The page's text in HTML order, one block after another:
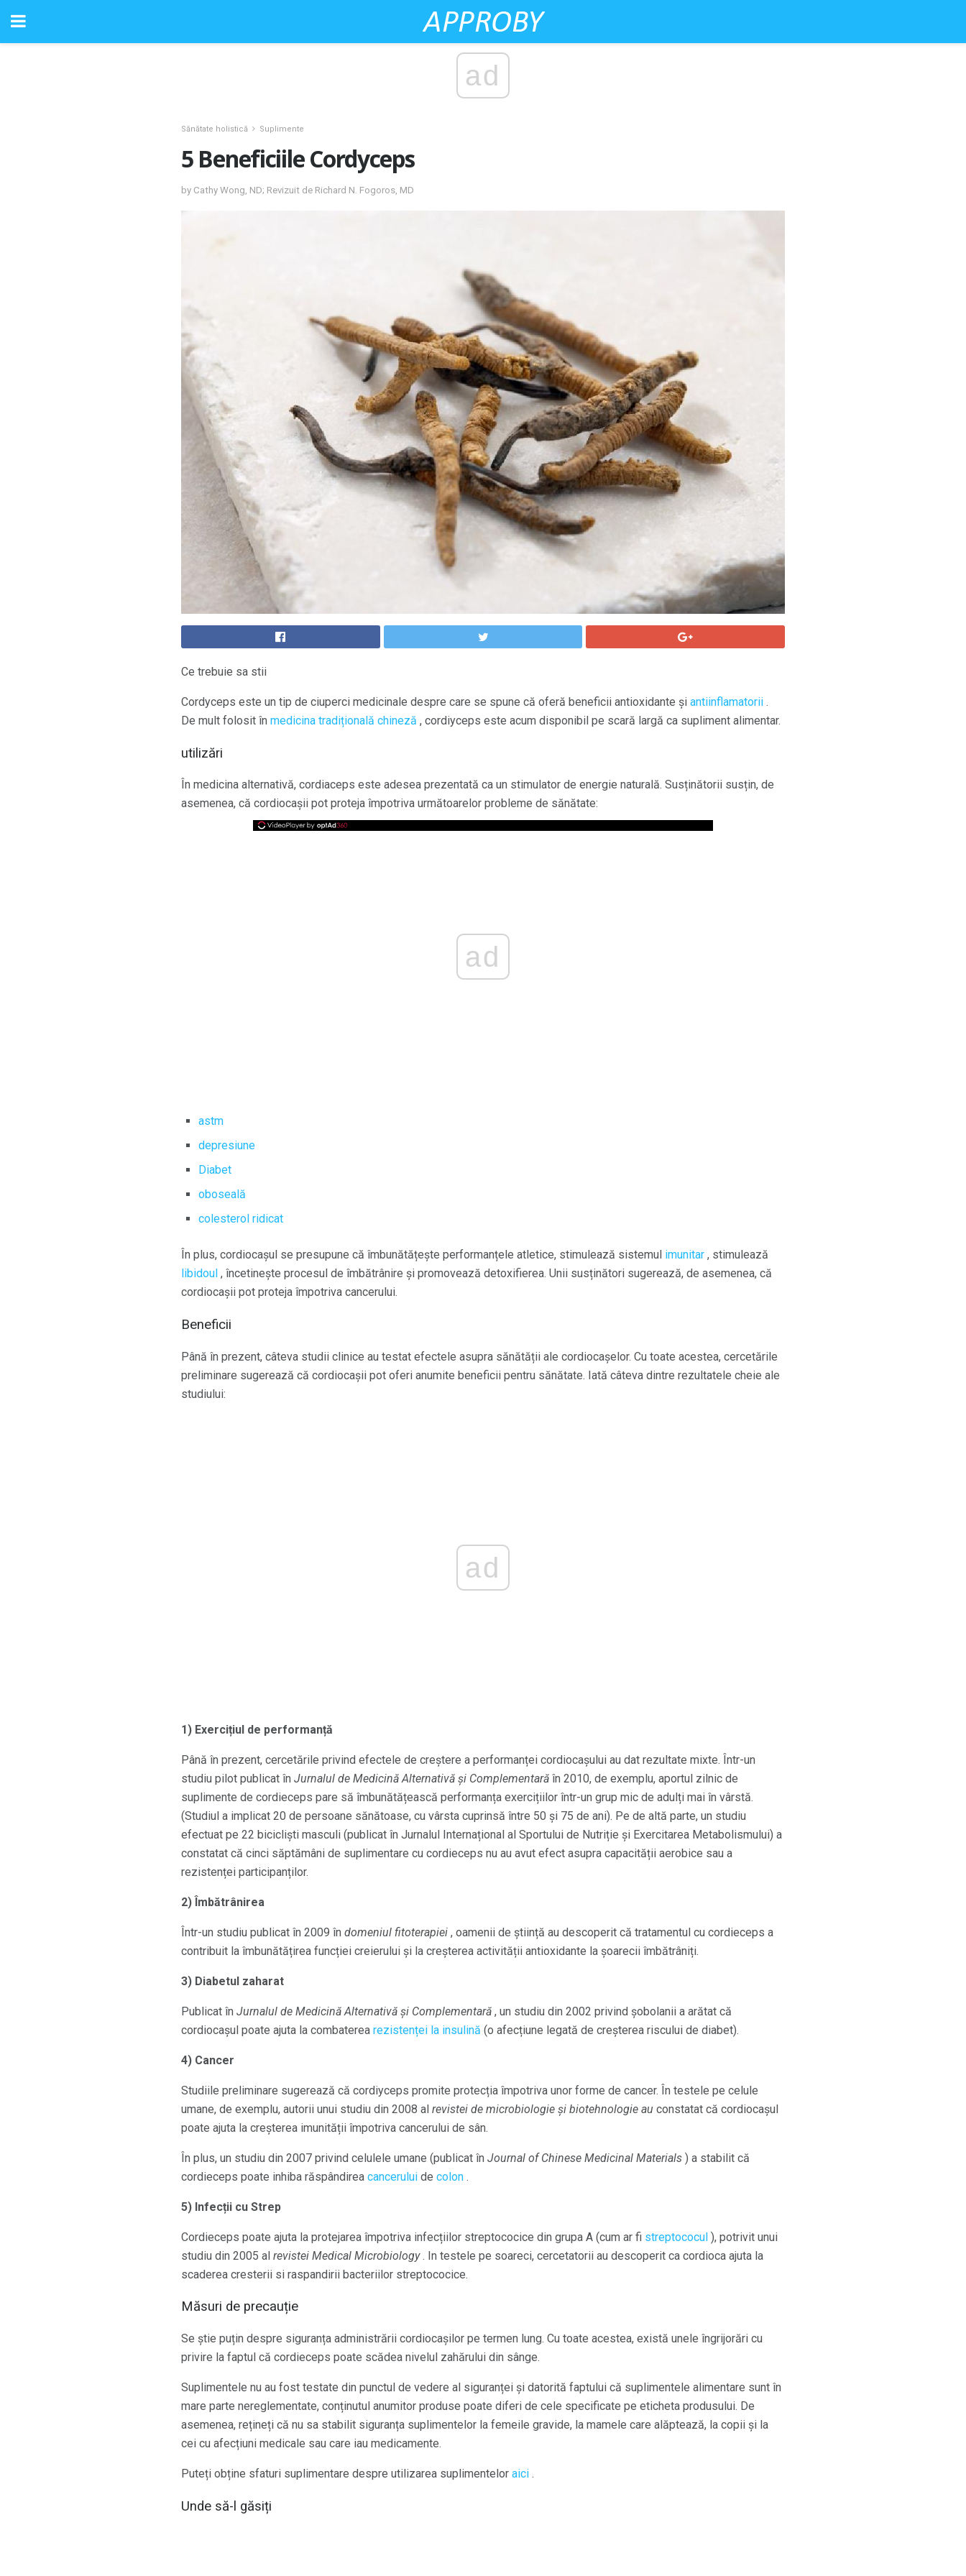
ad
Sănătate holistică Suplimente
5 Beneficiile Cordyceps
by Cathy Wong, ND; Revizuit de Richard N. Fogoros, MD
Ce trebuie sa stii
Cordyceps este un tip de ciuperci medicinale despre care se spune că oferă beneficii antioxidante și antiinflamatorii .
De mult folosit în medicina tradițională chineză , cordiyceps este acum disponibil pe scară largă ca supliment alimentar.
utilizări
În medicina alternativă, cordiaceps este adesea prezentată ca un stimulator de energie naturală. Susținătorii susțin, de
asemenea, că cordiocașii pot proteja împotriva următoarelor probleme de sănătate:
ad
astm
depresiune
Diabet
oboseală
colesterol ridicat
În plus, cordiocașul se presupune că îmbunătățește performanțele atletice, stimulează sistemul imunitar , stimulează
libidoul , încetinește procesul de îmbătrânire și promovează detoxifierea. Unii susținători sugerează, de asemenea, că
cordiocașii pot proteja împotriva cancerului.
Beneficii
Până în prezent, câteva studii clinice au testat efectele asupra sănătății ale cordiocașelor. Cu toate acestea, cercetările
preliminare sugerează că cordiocașii pot oferi anumite beneficii pentru sănătate. Iată câteva dintre rezultatele cheie ale
studiului:
ad
1) Exercițiul de performanță
Până în prezent, cercetările privind efectele de creștere a performanței cordiocașului au dat rezultate mixte. Într-un
studiu pilot publicat în Jurnalul de Medicină Alternativă și Complementară în 2010, de exemplu, aportul zilnic de
suplimente de cordieceps pare să îmbunătățească performanța exercițiilor într-un grup mic de adulți mai în vârstă.
(Studiul a implicat 20 de persoane sănătoase, cu vârsta cuprinsă între 50 și 75 de ani). Pe de altă parte, un studiu
efectuat pe 22 bicicliști masculi (publicat în Jurnalul Internațional al Sportului de Nutriție și Exercitarea Metabolismului) a
constatat că cinci săptămâni de suplimentare cu cordieceps nu au avut efect asupra capacității aerobice sau a
rezistenței participanților.
2) Îmbătrânirea
Într-un studiu publicat în 2009 în domeniul fitoterapiei , oamenii de știință au descoperit că tratamentul cu cordieceps a
contribuit la îmbunătățirea funcției creierului și la creșterea activității antioxidante la șoarecii îmbătrâniți.
3) Diabetul zaharat
Publicat în Jurnalul de Medicină Alternativă și Complementară , un studiu din 2002 privind șobolanii a arătat că
cordiocașul poate ajuta la combaterea rezistenței la insulină (o afecțiune legată de creșterea riscului de diabet).
4) Cancer
Studiile preliminare sugerează că cordiyceps promite protecția împotriva unor forme de cancer. În testele pe celule
umane, de exemplu, autorii unui studiu din 2008 al revistei de microbiologie și biotehnologie au constatat că cordiocașul
poate ajuta la creșterea imunității împotriva cancerului de sân.
În plus, un studiu din 2007 privind celulele umane (publicat în Journal of Chinese Medicinal Materials ) a stabilit că
cordieceps poate inhiba răspândirea cancerului de colon .
5) Infecții cu Strep
Cordieceps poate ajuta la protejarea împotriva infecțiilor streptococice din grupa A (cum ar fi streptococul ), potrivit unui
studiu din 2005 al revistei Medical Microbiology. In testele pe soareci, cercetatorii au descoperit ca cordioca ajuta la
scaderea cresterii si raspandirii bacteriilor streptococice.
Măsuri de precauție
Se știe puțin despre siguranța administrării cordiocașilor pe termen lung. Cu toate acestea, există unele îngrijorări cu
privire la faptul că cordieceps poate scădea nivelul zahărului din sânge.
Suplimentele nu au fost testate din punctul de vedere al siguranței și datorită faptului că suplimentele alimentare sunt în
mare parte nereglementate, conținutul anumitor produse poate diferi de cele specificate pe eticheta produsului. De
asemenea, rețineți că nu sa stabilit siguranța suplimentelor la femeile gravide, la mamele care alăptează, la copii și la
cei cu afecțiuni medicale sau care iau medicamente.
Puteți obține sfaturi suplimentare despre utilizarea suplimentelor aici .
Unde să-l găsiți